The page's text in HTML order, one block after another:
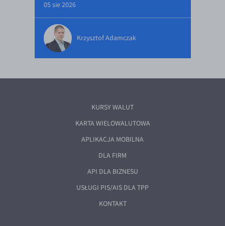
05 sie 2026
Krzysztof Adamczak
KURSY WALUT
KARTA WIELOWALUTOWA
APLIKACJA MOBILNA
DLA FIRM
API DLA BIZNESU
USŁUGI PIS/AIS DLA TPP
KONTAKT